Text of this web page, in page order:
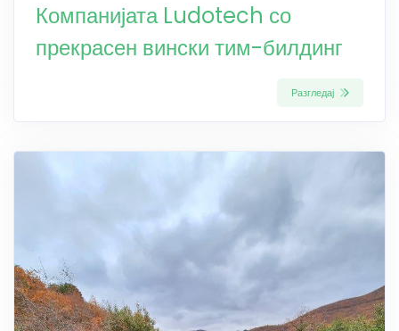
Компанијата Ludotech со
прекрасен вински тим-билдинг
Разгледај